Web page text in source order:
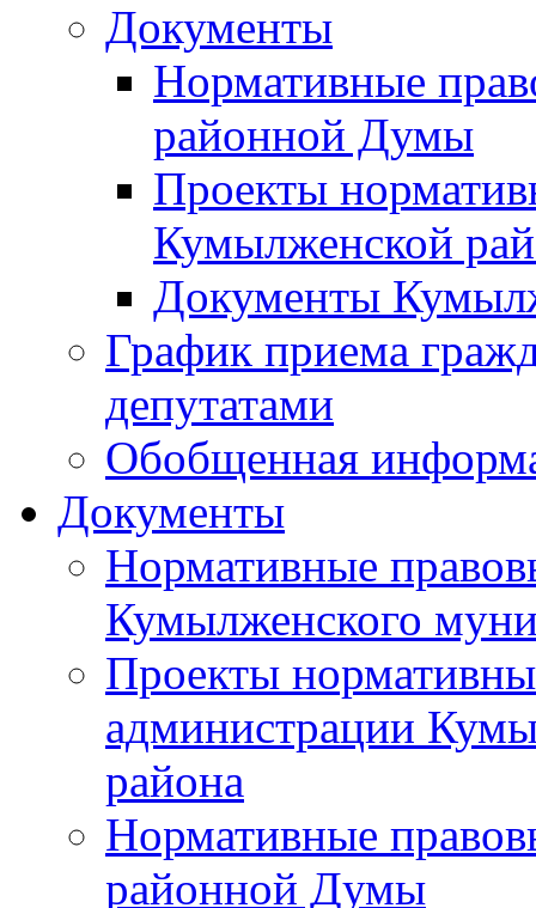
Документы
Нормативные
районной Думы
Проекты
Кумылженской
Документы
График приема
депутатами
Обобщенная
Документы
Нормативные
Кумылженского
Проекты
администрации
района
Нормативные
районной Думы